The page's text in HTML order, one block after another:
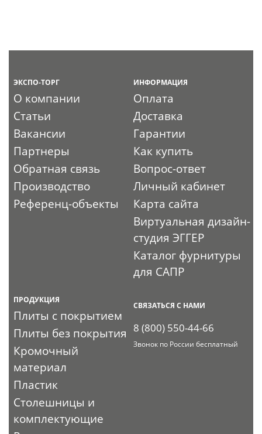
ЭКСПО-ТОРГ
О компании
Статьи
Вакансии
Партнеры
Обратная связь
Производство
Референц-объекты
ИНФОРМАЦИЯ
Оплата
Доставка
Гарантии
Как купить
Вопрос-ответ
Личный кабинет
Карта сайта
Виртуальная дизайн-
студия ЭГГЕР
Каталог фурнитуры
для САПР
ПРОДУКЦИЯ
Плиты с покрытием
Плиты без покрытия
Кромочный
материал
Пластик
Столешницы и
комплектующие
СВЯЗАТЬСЯ С НАМИ
8 (800) 550-44-66
Звонок по России бесплатный